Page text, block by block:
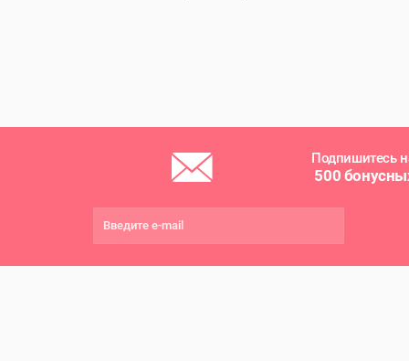
Подпишитесь
500